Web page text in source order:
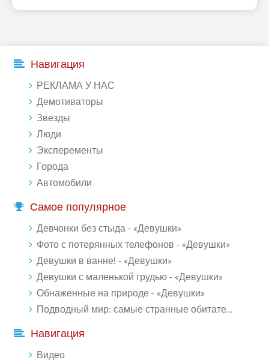
Навигация
РЕКЛАМА У НАС
Демотиваторы
Звезды
Люди
Эксперементы
Города
Автомобили
Самое популярное
Девчонки без стыда - «Девушки»
Фото с потерянных телефонов - «Девушки»
Девушки в ванне! - «Девушки»
Девушки с маленькой грудью - «Девушки»
Обнаженные на природе - «Девушки»
Подводный мир: самые странные обитатели океана (18 фото)
Навигация
Видео